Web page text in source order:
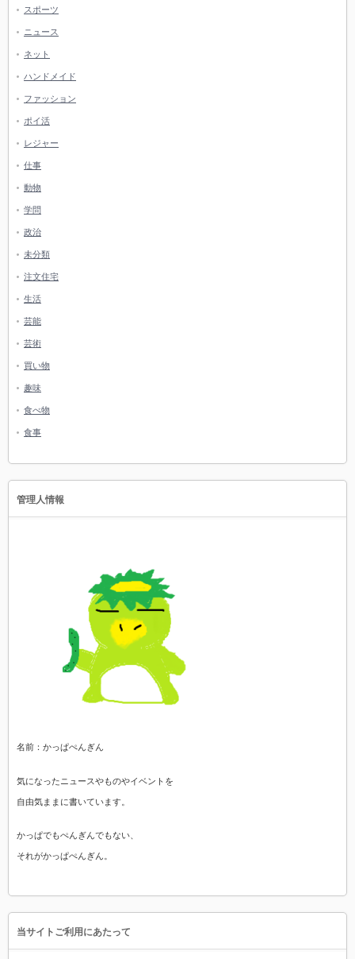
スポーツ
ニュース
ネット
ハンドメイド
ファッション
ポイ活
レジャー
仕事
動物
学問
政治
未分類
注文住宅
生活
芸能
芸術
買い物
趣味
食べ物
食事
管理人情報
名前：かっぱぺんぎん
気になったニュースやものやイベントを
自由気ままに書いています。
かっぱでもぺんぎんでもない、
それがかっぱぺんぎん。
当サイトご利用にあたって